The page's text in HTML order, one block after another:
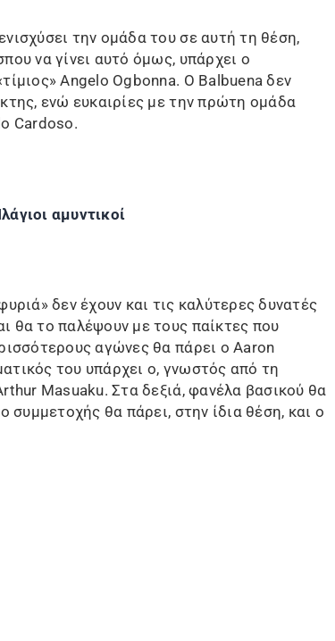
την ομάδα του σε αυτή τη θέση,
να γίνει αυτό όμως, υπάρχει ο
Angelo Ogbonna. Ο Balbuena δεν
ενώ ευκαιρίες με την πρώτη ομάδα
Cardoso.
αμυντικοί
δεν έχουν και τις καλύτερες δυνατές
θα το παλέψουν με τους παίκτες που
αγώνες θα πάρει ο Aaron
του υπάρχει ο, γνωστός από τη
Masuaku. Στα δεξιά, φανέλα βασικού θα
συμμετοχής θα πάρει, στην ίδια θέση, και ο